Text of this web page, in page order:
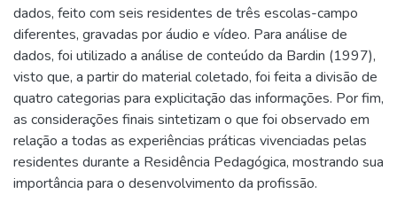
dados, feito com seis residentes de três escolas-campo
diferentes, gravadas por áudio e vídeo. Para análise de
dados, foi utilizado a análise de conteúdo da Bardin (1997),
visto que, a partir do material coletado, foi feita a divisão de
quatro categorias para explicitação das informações. Por fim,
as considerações finais sintetizam o que foi observado em
relação a todas as experiências práticas vivenciadas pelas
residentes durante a Residência Pedagógica, mostrando sua
importância para o desenvolvimento da profissão.